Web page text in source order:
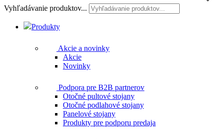
Vyhľadávanie produktov...
Produkty
Akcie a novinky
Akcie
Novinky
Podpora pre B2B partnerov
Otočné pultové stojany
Otočné podlahové stojany
Panelové stojany
Produkty pre podporu predaja